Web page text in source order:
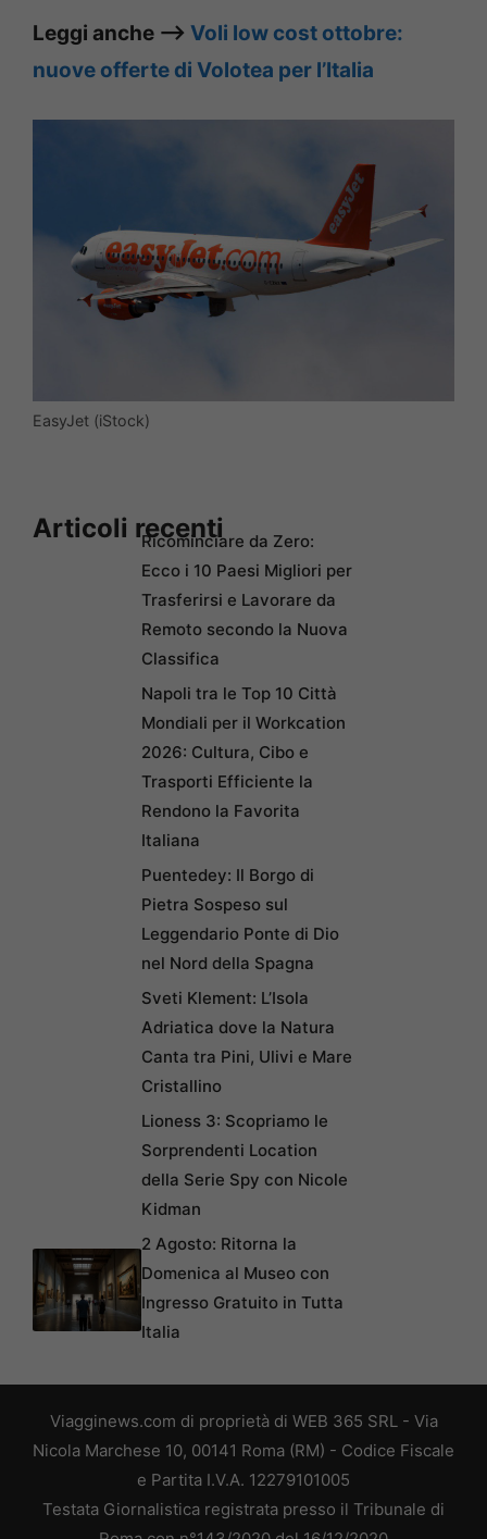
Leggi anche –> Voli low cost ottobre:
nuove offerte di Volotea per l’Italia
EasyJet (iStock)
Articoli recentiRicominciare da Zero:
Ecco i 10 Paesi Migliori per
Trasferirsi e Lavorare da
Remoto secondo la Nuova
Classifica
Napoli tra le Top 10 Città
Mondiali per il Workcation
2026: Cultura, Cibo e
Trasporti Efficiente la
Rendono la Favorita
Italiana
Puentedey: Il Borgo di
Pietra Sospeso sul
Leggendario Ponte di Dio
nel Nord della Spagna
Sveti Klement: L’Isola
Adriatica dove la Natura
Canta tra Pini, Ulivi e Mare
Cristallino
Lioness 3: Scopriamo le
Sorprendenti Location
della Serie Spy con Nicole
Kidman
2 Agosto: Ritorna la
Domenica al Museo con
Ingresso Gratuito in Tutta
Italia
Viagginews.com di proprietà di WEB 365 SRL - Via
Nicola Marchese 10, 00141 Roma (RM) - Codice Fiscale
e Partita I.V.A. 12279101005
Testata Giornalistica registrata presso il Tribunale di